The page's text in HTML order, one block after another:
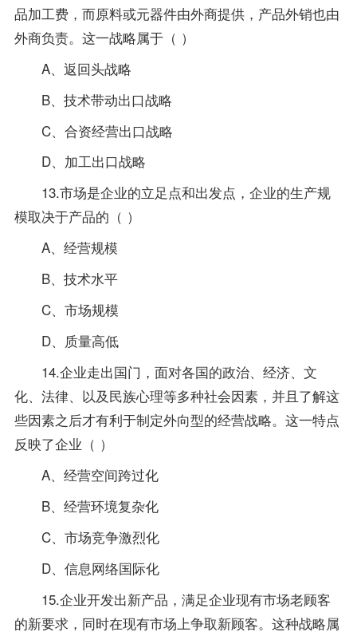
品加工费，而原料或元器件由外商提供，产品外销也由
外商负责。这一战略属于（ ）
A、返回头战略
B、技术带动出口战略
C、合资经营出口战略
D、加工出口战略
13.市场是企业的立足点和出发点，企业的生产规
模取决于产品的（ ）
A、经营规模
B、技术水平
C、市场规模
D、质量高低
14.企业走出国门，面对各国的政治、经济、文
化、法律、以及民族心理等多种社会因素，并且了解这
些因素之后才有利于制定外向型的经营战略。这一特点
反映了企业（ ）
A、经营空间跨过化
B、经营环境复杂化
C、市场竞争激烈化
D、信息网络国际化
15.企业开发出新产品，满足企业现有市场老顾客
的新要求，同时在现有市场上争取新顾客。这种战略属